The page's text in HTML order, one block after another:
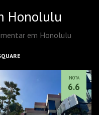
Honolulu
em Honolulu
NOTA
6.6